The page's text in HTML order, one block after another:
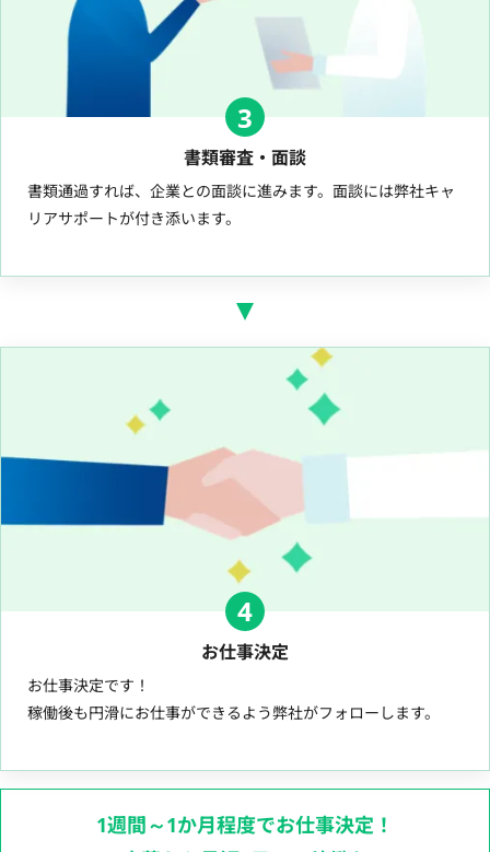
3
書類審査・面談
書類通過すれば、企業との面談に進みます。面談には弊社キャ
リアサポートが付き添います。
4
お仕事決定
お仕事決定です！
稼働後も円滑にお仕事ができるよう弊社がフォローします。
1週間～1か月程度でお仕事決定！